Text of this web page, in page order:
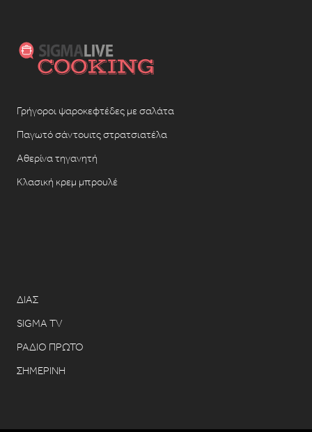
Γρήγοροι ψαροκεφτέδες με σαλάτα
Παγωτό σάντουιτς στρατσιατέλα
Αθερίνα τηγανητή
Κλασική κρεμ μπρουλέ
ΔΙΑΣ
SIGMA TV
ΡΑΔΙΟ ΠΡΩΤΟ
ΣΗΜΕΡΙΝΗ